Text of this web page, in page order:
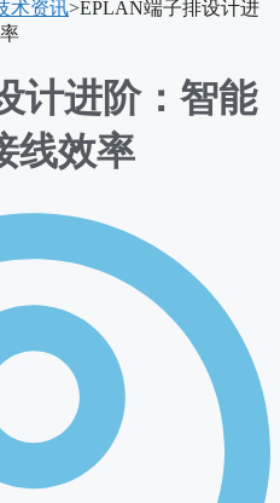
术资讯>EPLAN端子排设计进
计进阶：智能
线效率